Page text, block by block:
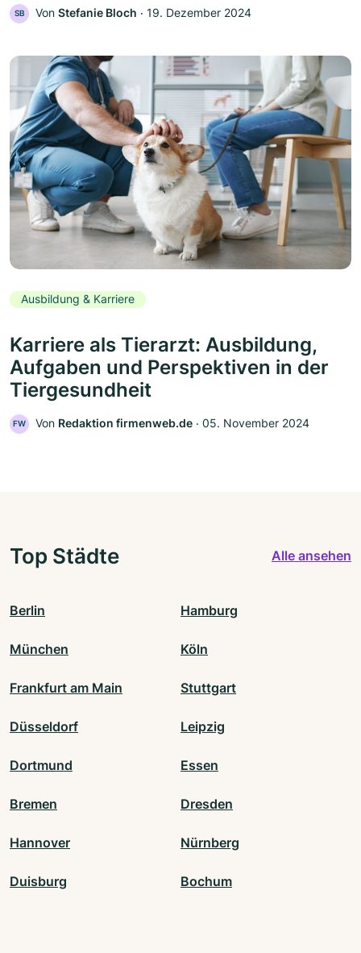
SB Von Stefanie Bloch ‧ 19. Dezember 2024
Ausbildung & Karriere
Karriere als Tierarzt: Ausbildung,
Aufgaben und Perspektiven in der
Tiergesundheit
FW Von Redaktion firmenweb.de ‧ 05. November 2024
Top Städte Alle ansehen
Berlin Hamburg
München Köln
Frankfurt am Main Stuttgart
Düsseldorf Leipzig
Dortmund Essen
Bremen Dresden
Hannover Nürnberg
Duisburg Bochum